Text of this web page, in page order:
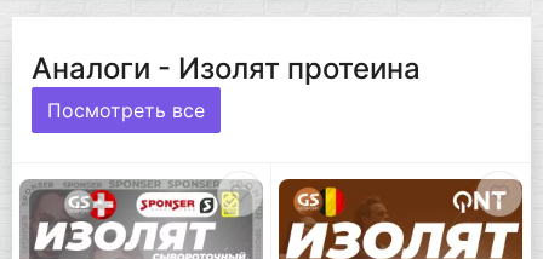
Аналоги - Изолят протеина
Посмотреть все